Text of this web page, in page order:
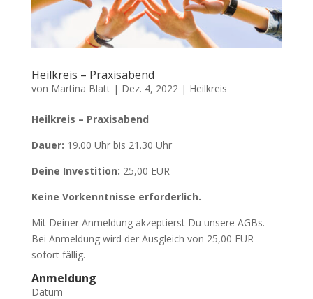
Heilkreis – Praxisabend
von Martina Blatt| Dez. 4, 2022 | Heilkreis
Heilkreis – Praxisabend
Dauer: 19.00 Uhr bis 21.30 Uhr
Deine Investition: 25,00 EUR
Keine Vorkenntnisse erforderlich.
Mit Deiner Anmeldung akzeptierst Du unsere AGBs.
Bei Anmeldung wird der Ausgleich von 25,00 EUR
sofort fällig.
Anmeldung
Datum